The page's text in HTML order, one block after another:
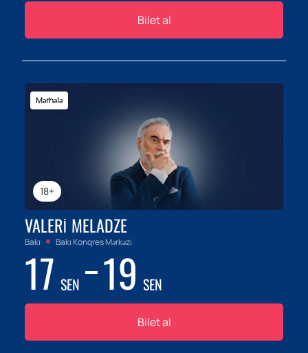
Bilet al
18+
Mərhələ
VALERI MELADZE
Bakı Bakı Konqres Mərkəzi
17 SEN 19 SEN
Bilet al